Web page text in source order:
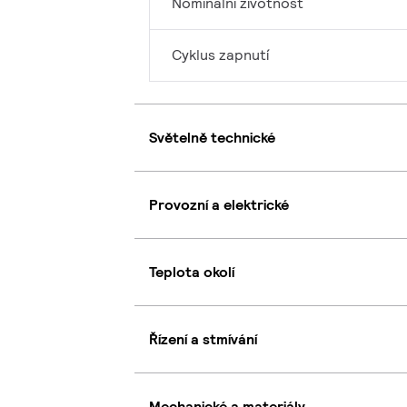
Cyklus zapnutí
Světelně technické
Provozní a elektrické
Teplota okolí
Řízení a stmívání